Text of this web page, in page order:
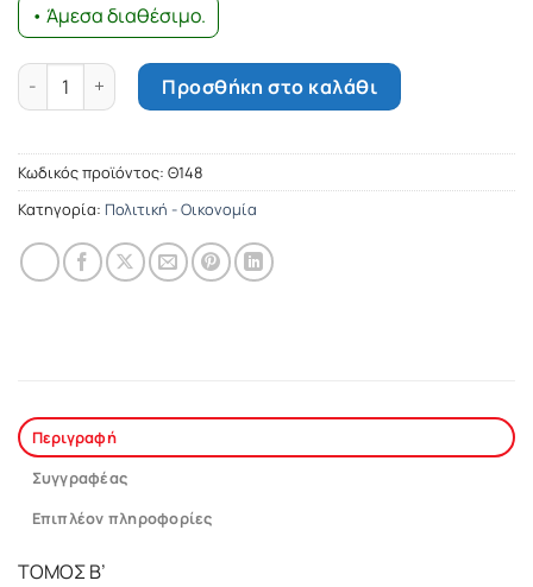
• Άμεσα διαθέσιμο.
Πολιτικό Οδοιπορικό 1914-1940 -ΤΟΜΟΣ Β’ ποσότητα
Προσθήκη στο καλάθι
Κωδικός προϊόντος: Θ148
Κατηγορία: Πολιτική - Οικονομία
Περιγραφή
Συγγραφέας
Επιπλέον πληροφορίες
ΤΟΜΟΣ B’